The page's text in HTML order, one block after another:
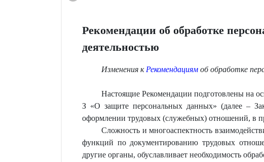
Рекомендации об обработке
деятельностью
Изменения к Рекомендациямоб обработке
Настоящие Рекомендации подготовлены на
З «О защите персональных данных» (далее –
оформлении трудовых (служебных) отношений, в
Сложность и многоаспектность
функций по документированию трудовых
другие органы, обуславливает необходимость